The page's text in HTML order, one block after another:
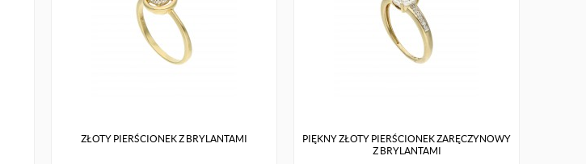
ZŁOTY PIERŚCIONEK Z BRYLANTAMI
PIĘKNY ZŁOTY PIERŚCIONEK ZARĘCZYNOWY
Z BRYLANTAMI